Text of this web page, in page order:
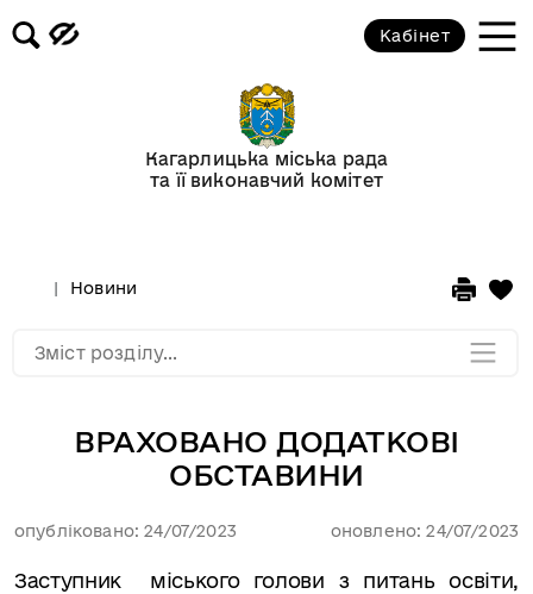
Кагарлицька міська рада
та її виконавчий комітет
Кабінет
Новини
ВРАХОВАНО ДОДАТКОВІ
ОБСТАВИНИ
опубліковано: 24/07/2023 оновлено: 24/07/2023
Заступник міського голови з питань освіти,
Зміст розділу...